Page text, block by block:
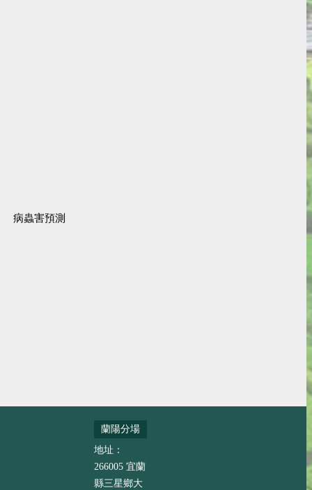
病蟲害預測
蘭陽分場
地址：
266005 宜蘭
縣三星鄉大